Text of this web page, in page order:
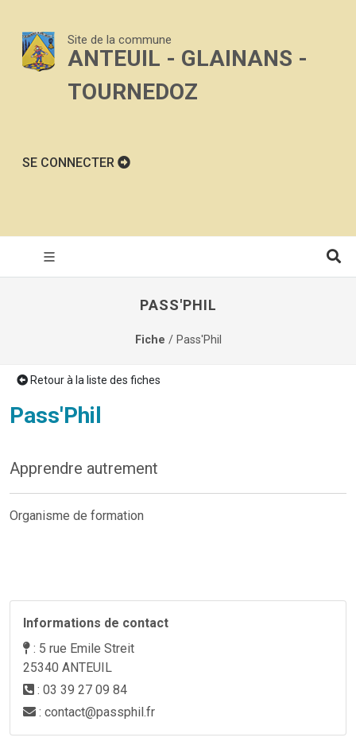
Site de la commune
ANTEUIL - GLAINANS -
TOURNEDOZ
SE CONNECTER
PASS'PHIL
Fiche / Pass'Phil
Retour à la liste des fiches
Pass'Phil
Apprendre autrement
Organisme de formation
Informations de contact
: 5 rue Emile Streit
25340 ANTEUIL
: 03 39 27 09 84
: contact@passphil.fr